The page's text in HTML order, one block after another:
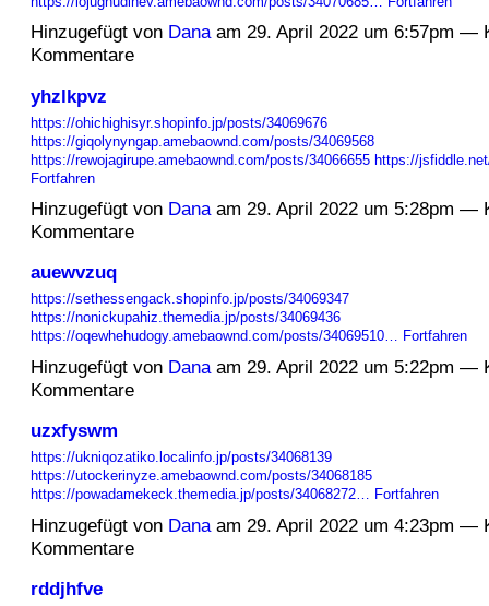
Hinzugefügt von Danaam 29. April 2022 um 6:57pm —
Kommentare
yhzlkpvz
https://ohichighisyr.shopinfo.jp/posts/34069676
https://giqolynyngap.amebaownd.com/posts/34069568
https://rewojagirupe.amebaownd.com/posts/34066655 https://
Fortfahren
Hinzugefügt von Danaam 29. April 2022 um 5:28pm —
Kommentare
auewvzuq
https://sethessengack.shopinfo.jp/posts/34069347
https://nonickupahiz.themedia.jp/posts/34069436
https://oqewhehudogy.amebaownd.com/posts/34069510… Fortfahren
Hinzugefügt von Danaam 29. April 2022 um 5:22pm —
Kommentare
uzxfyswm
https://ukniqozatiko.localinfo.jp/posts/34068139
https://utockerinyze.amebaownd.com/posts/34068185
https://powadamekeck.themedia.jp/posts/34068272… Fortfahren
Hinzugefügt von Danaam 29. April 2022 um 4:23pm —
Kommentare
rddjhfve